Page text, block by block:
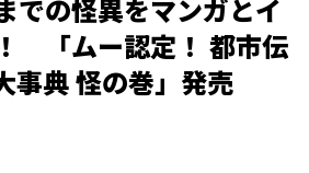
での怪異をマンガとイ
「ムー認定！ 都市伝
事典 怪の巻」発売